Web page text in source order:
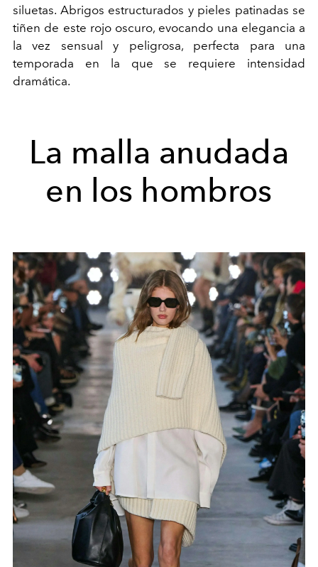
siluetas. Abrigos estructurados y pieles patinadas se
tiñen de este rojo oscuro, evocando una elegancia a
la vez sensual y peligrosa, perfecta para una
temporada en la que se requiere intensidad
dramática.
La malla anudada
en los hombros